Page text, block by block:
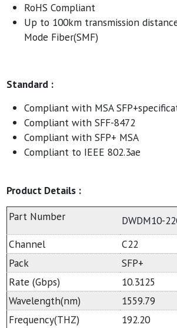
RoHS Compliant
Up to 100km transmission
Mode Fiber(SMF)
Standard :
Compliant with MSA
Compliant with SFF-8472
Compliant with SFP+ MSA
Compliant to IEEE 802.3ae
Product Details :
Part Number
DWDM10-
Channel
C22
Pack
SFP+
Rate (Gbps)
10.3125
Wavelength(nm)
1559.79
Frequency(THZ)
192.20